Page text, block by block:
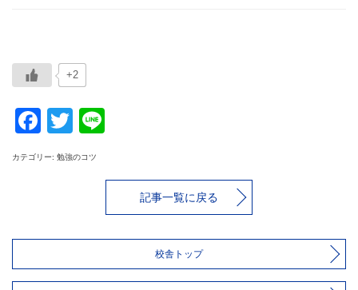
+2
Facebook
Twitter
カテゴリー: 勉強のコツ
記事一覧に戻る
校舎トップ